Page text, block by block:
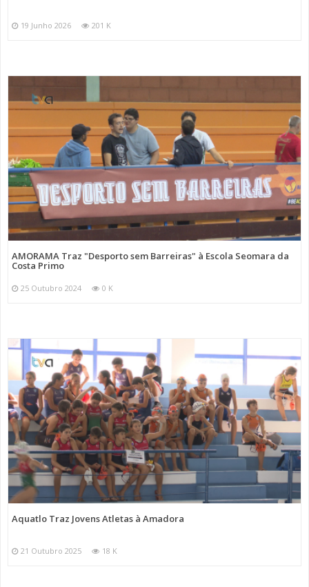
19 Junho 2026 201 K
AMORAMA Traz "Desporto sem Barreiras" à Escola Seomara da
Costa Primo
25 Outubro 2024 0 K
Aquatlo Traz Jovens Atletas à Amadora
21 Outubro 2025 18 K